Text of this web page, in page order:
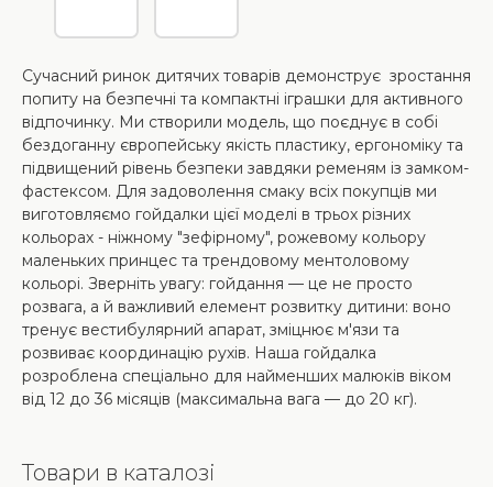
Сучасний ринок дитячих товарів демонструє зростання
попиту на безпечні та компактні іграшки для активного
відпочинку. Ми створили модель, що поєднує в собі
бездоганну європейську якість пластику, ергономіку та
підвищений рівень безпеки завдяки ременям із замком-
фастексом. Для задоволення смаку всіх покупців ми
виготовляємо гойдалки цієї моделі в трьох різних
кольорах - ніжному "зефірному", рожевому кольору
маленьких принцес та трендовому ментоловому
кольорі. Зверніть увагу: гойдання — це не просто
розвага, а й важливий елемент розвитку дитини: воно
тренує вестибулярний апарат, зміцнює м'язи та
розвиває координацію рухів. Наша гойдалка
розроблена спеціально для найменших малюків віком
від 12 до 36 місяців (максимальна вага — до 20 кг).
Товари в каталозі